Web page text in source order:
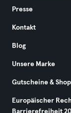
Presse
Kontakt
Blog
Unsere Marke
Gutscheine & Shop
Europäischer
Barrierefreiheit